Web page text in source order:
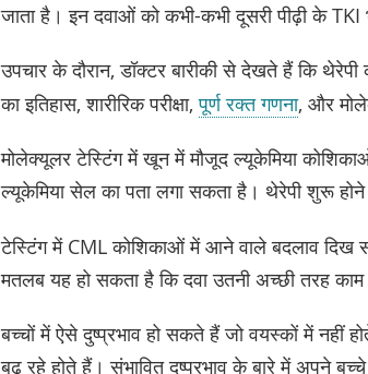
जाता है। इन दवाओं को कभी-कभी दूसरी पीढ़ी के TKI
उपचार के दौरान, डॉक्टर बारीकी से देखते हैं कि
का इतिहास, शारीरिक परीक्षा,पूर्ण रक्त गणना, और
मोलेक्यूलर टेस्टिंग में खून में मौजूद ल्यूकेमिया
ल्यूकेमिया सेल का पता लगा सकता है। थेरेपी शुरू
टेस्टिंग में CML कोशिकाओं में आने वाले बदलाव
मतलब यह हो सकता है कि दवा उतनी अच्छी तरह
बच्चों में ऐसे दुष्प्रभाव हो सकते हैं जो वयस्कों में नहीं
बढ़ रहे होते हैं। संभावित दुष्प्रभाव के बारे में अपने